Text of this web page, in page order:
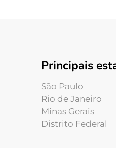
Principais
São Paulo
Rio de Janeiro
Minas Gerais
Distrito Federal